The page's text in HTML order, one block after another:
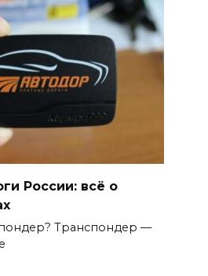
России: всё о
Транспондер —